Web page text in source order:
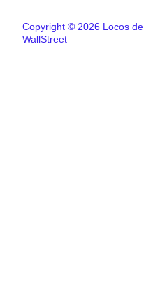
Copyright © 2026 Locos de
WallStreet